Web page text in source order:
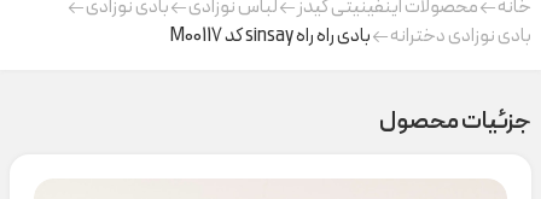
خانه محصولات اینفینیتی کیدز لباس نوزادی
بادی نوزادی
بادی نوزادی دخترانه
بادی راه راه sinsay کد M00117
جزئیات محصول